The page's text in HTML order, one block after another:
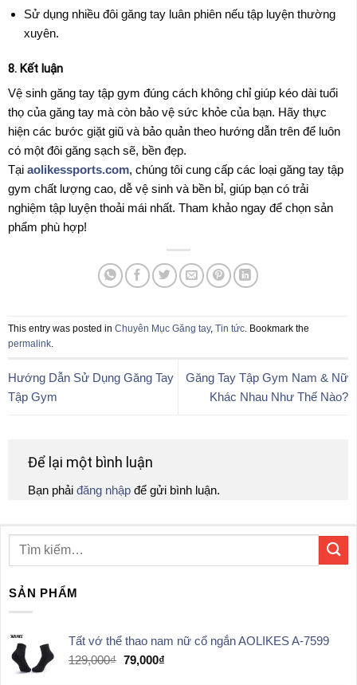
Sử dụng nhiều đôi găng tay luân phiên nếu tập luyện thường
xuyên.
8. Kết luận
Vệ sinh găng tay tập gym đúng cách không chỉ giúp kéo dài tuổi
thọ của găng tay mà còn bảo vệ sức khỏe của bạn. Hãy thực
hiện các bước giặt giũ và bảo quản theo hướng dẫn trên để luôn
có một đôi găng sạch sẽ, bền đẹp.
Tại aolikessports.com, chúng tôi cung cấp các loại găng tay tập
gym chất lượng cao, dễ vệ sinh và bền bỉ, giúp bạn có trải
nghiệm tập luyện thoải mái nhất. Tham khảo ngay để chọn sản
phẩm phù hợp!
This entry was posted in Chuyên Mục Găng tay, Tin tức. Bookmark the
permalink.
Hướng Dẫn Sử Dụng Găng Tay
Tập Gym
Găng Tay Tập Gym Nam & Nữ
Khác Nhau Như Thế Nào?
Để lại một bình luận
Bạn phải đăng nhập để gửi bình luận.
SẢN PHẨM
Tất vớ thể thao nam nữ cổ ngắn AOLIKES A-7599
129,000₫ Giá
79,000₫Giá